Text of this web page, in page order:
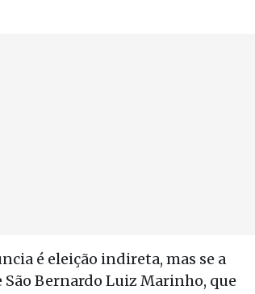
é eleição indireta, mas se a
São Bernardo Luiz Marinho, que